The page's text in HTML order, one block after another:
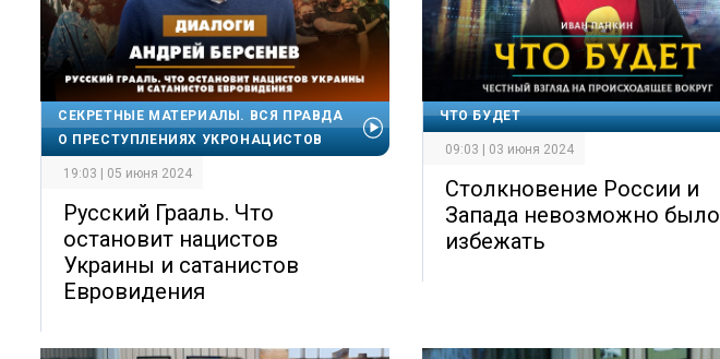
СЕКРЕТНЫЕ МАТЕРИАЛЫ. ВСЯ ПРАВДА
О ПРЕСТУПЛЕНИЯХ УКРОНАЦИСТОВ
19:03 | 05 июня 2024
Русский Грааль. Что
остановит нацистов
Украины и сатанистов
Евровидения
ЧТО БУДЕТ
09:03 | 03 июня 2024
Столкновение России и
Запада невозможно было
избежать